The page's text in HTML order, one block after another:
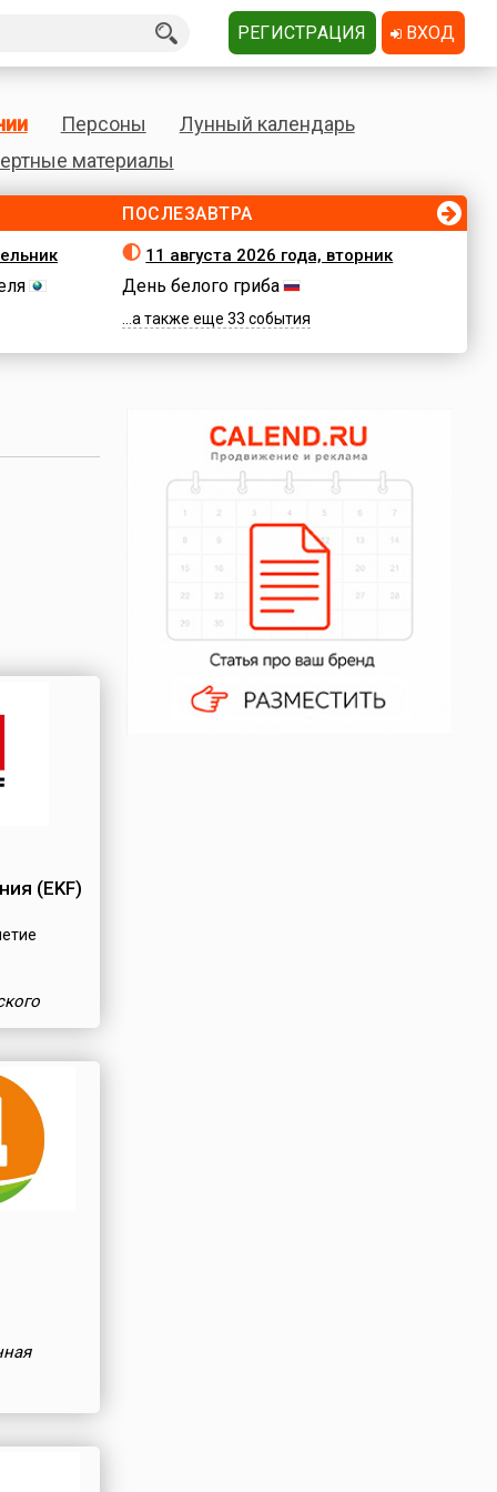
Персоны
Лунный календарь
материалы
ПОСЛЕЗАВТРА
11 августа 2026 года, вторник
День белого гриба
...а также еще 33 события
(EKF)
РЕГИСТРАЦИЯ ВХОД